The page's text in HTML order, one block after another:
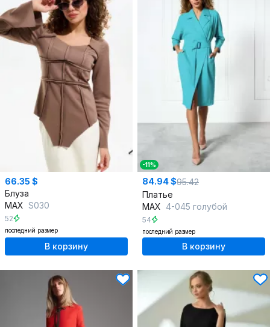
66.35 $
Блуза
MAX S030
52
последний размер
В корзину
-11%
84.94 $95.42
Платье
MAX 4-045 голубой
54
последний размер
В корзину